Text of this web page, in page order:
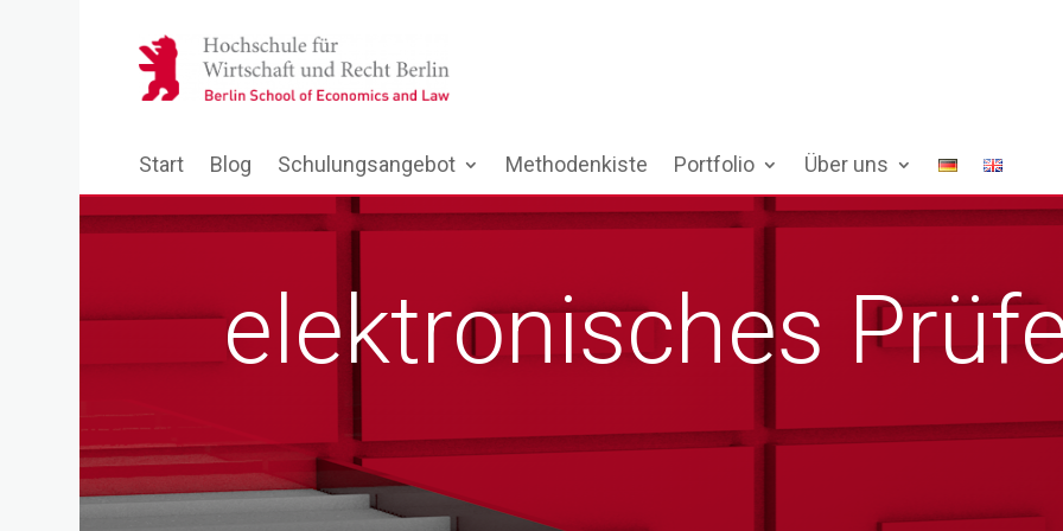
Start Blog Schulungsangebot Methodenkiste Portfolio Über uns
elektronisches